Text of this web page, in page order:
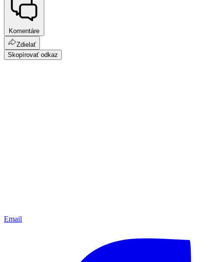
Komentáre
Zdielať
Skopírovať odkaz
Email